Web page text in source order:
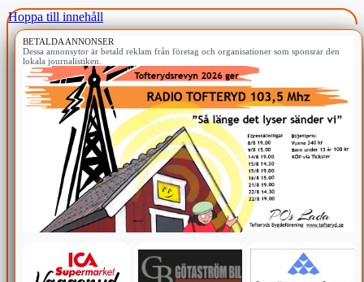
Hoppa till innehåll
BETALDA ANNONSER
Dessa annonsytor är betald reklam från företag och organisationer som sponsrar den
lokala journalistiken.